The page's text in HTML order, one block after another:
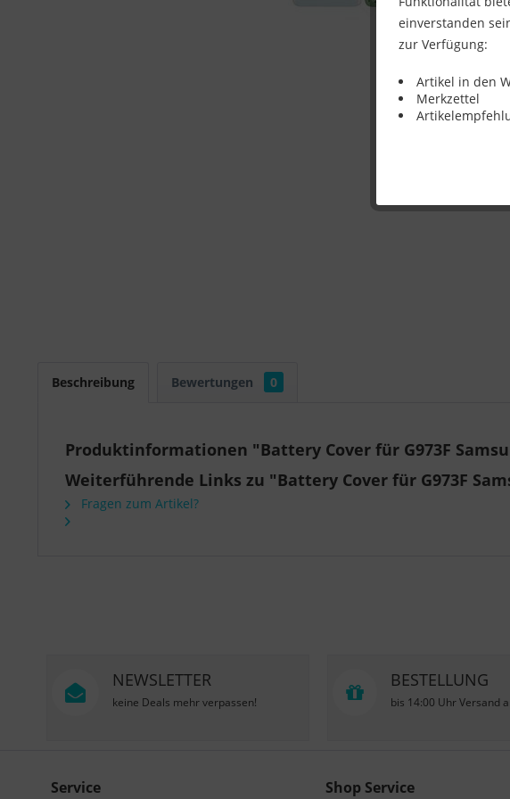
Beschreibung Bewertungen 0
Produktinformationen "Battery Cover für G973F
Weiterführende Links zu "Battery Cover für G973F
Fragen zum Artikel?
NEWSLETTER
keine Deals mehr verpassen!
BESTELLUNG
bis 14:00 Uhr Versand
Service Shop Service
einverstanden
zur Verfügung:
Artikel in den
Merkzettel